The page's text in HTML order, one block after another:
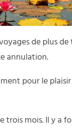
de plus
annulation.
pour le
trois mois. Il y a